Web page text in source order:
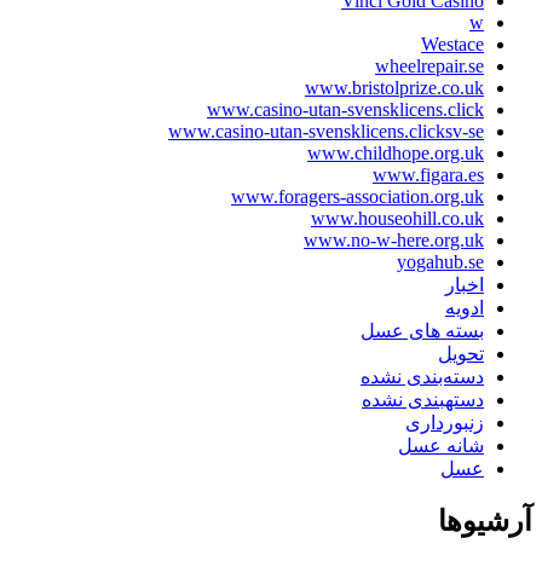
w
Westace
wheelrepair.se
www.bristolprize.co.uk
www.casino-utan-svensklicens.click
www.casino-utan-svensklicens.clicksv-se
www.childhope.org.uk
www.figara.es
www.foragers-association.org.uk
www.houseohill.co.uk
www.no-w-here.org.uk
yogahub.se
اخبار
ادویه
بسته های عسل
تحویل
دسته‌بندی نشده
دستهبندی نشده
زنبورداری
شانه عسل
عسل
آرشیوها